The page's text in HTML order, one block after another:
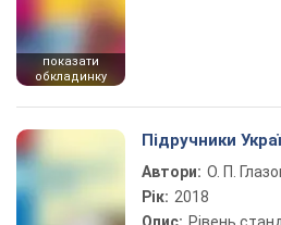
показати
обкладинку
Підручники
Автори: О. П.
Рік: 2018